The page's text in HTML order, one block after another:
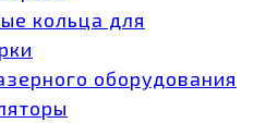
кольца для
оборудования